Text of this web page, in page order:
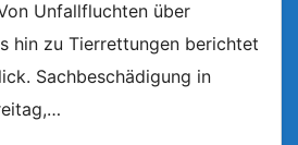
Unfallfluchten über
hin zu Tierrettungen berichtet
Sachbeschädigung in